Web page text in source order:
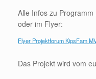
Alle Infos zu
oder im Flyer:
Flyer Projektforum KipsFam
Das Projekt wird vom